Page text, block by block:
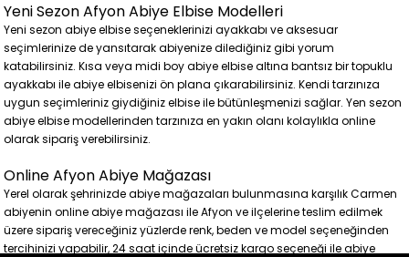
Yeni Sezon Afyon Abiye Elbise Modelleri
Yeni sezon abiye elbise seçeneklerinizi ayakkabı ve aksesuar
seçimlerinize de yansıtarak abiyenize dilediğiniz gibi yorum
katabilirsiniz. Kısa veya midi boy abiye elbise altına bantsız bir topuklu
ayakkabı ile abiye elbisenizi ön plana çıkarabilirsiniz. Kendi tarzınıza
uygun seçimleriniz giydiğiniz elbise ile bütünleşmenizi sağlar. Yen sezon
abiye elbise modellerinden tarzınıza en yakın olanı kolaylıkla online
olarak sipariş verebilirsiniz.
Online Afyon Abiye Mağazası
Yerel olarak şehrinizde abiye mağazaları bulunmasına karşılık Carmen
abiyenin online abiye mağazası ile Afyon ve ilçelerine teslim edilmek
üzere sipariş vereceğiniz yüzlerde renk, beden ve model seçeneğinden
tercihinizi yapabilir, 24 saat içinde ücretsiz kargo seçeneği ile abiye